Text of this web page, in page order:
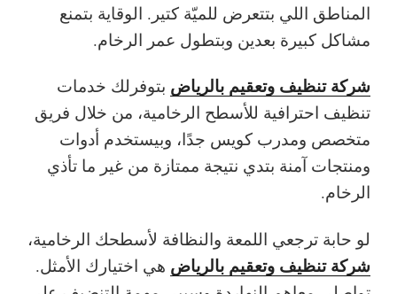
المناطق اللي بتتعرض للميّة كتير. الوقاية بتمنع
مشاكل كبيرة بعدين وبتطول عمر الرخام.
شركة تنظيف وتعقيم بالرياض بتوفرلك خدمات
تنظيف احترافية للأسطح الرخامية، من خلال فريق
متخصص ومدرب كويس جدًا، وبيستخدم أدوات
ومنتجات آمنة بتدي نتيجة ممتازة من غير ما تأذي
الرخام.
لو حابة ترجعي اللمعة والنظافة لأسطحك الرخامية،
شركة تنظيف وتعقيم بالرياض هي اختيارك الأمثل.